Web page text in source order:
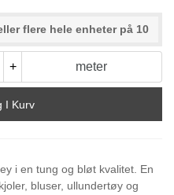
flere hele enheter på 10
+ meter
I Kurv
i en tung og bløt kvalitet. En
bluser, ullundertøy og